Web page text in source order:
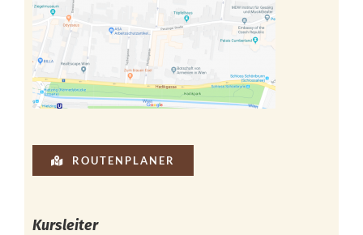
ROUTENPLANER
Kursleiter